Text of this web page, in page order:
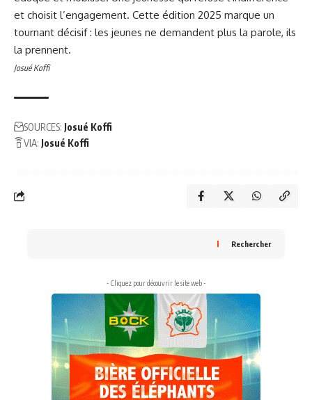
et choisit l’engagement. Cette édition 2025 marque un
tournant décisif : les jeunes ne demandent plus la parole, ils
la prennent.
Josué Koffi
SOURCES: Josué Koffi
VIA: Josué Koffi
Rechercher
- Cliquez pour découvrir le site web -